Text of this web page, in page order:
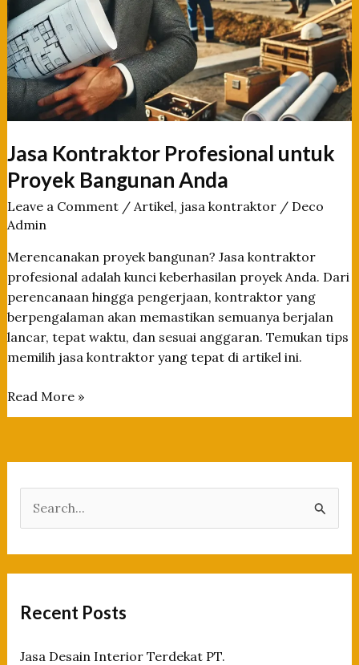
Jasa Kontraktor Profesional untuk
Proyek Bangunan Anda
Leave a Comment / Artikel, jasa kontraktor/ Deco
Admin
Merencanakan proyek bangunan? Jasa kontraktor
profesional adalah kunci keberhasilan proyek Anda. Dari
perencanaan hingga pengerjaan, kontraktor yang
berpengalaman akan memastikan semuanya berjalan
lancar, tepat waktu, dan sesuai anggaran. Temukan tips
memilih jasa kontraktor yang tepat di artikel ini.
Jasa
Kontraktor
Anda
Read More »
e
a
r
c
f
Recent Posts
Jasa Desain Interior Terdekat PT.